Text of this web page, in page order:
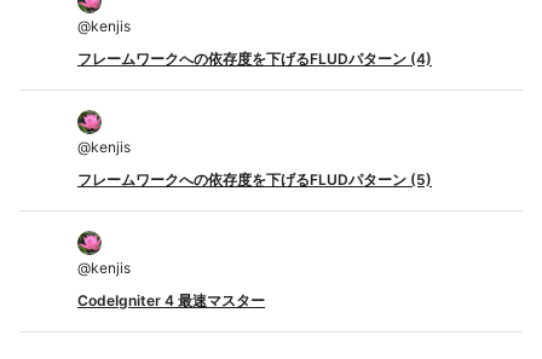
@kenjis
フレームワークへの依存度を下げるFLUDパターン (4)
@kenjis
フレームワークへの依存度を下げるFLUDパターン (5)
@kenjis
CodeIgniter 4 最速マスター